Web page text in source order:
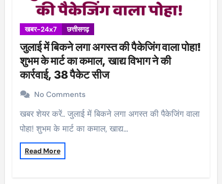
खबर-24x7 छत्तीसगढ़
जुलाई में बिकने लगा अगस्त की पैकेजिंग वाला पोहा!
शुभम के मार्ट का कमाल, खाद्य विभाग ने की
कार्रवाई, 38 पैकेट सीज
No Comments
खबर शेयर करें.. जुलाई में बिकने लगा अगस्त की पैकेजिंग वाला
पोहा! शुभम के मार्ट का कमाल, खाद्य…
Read More